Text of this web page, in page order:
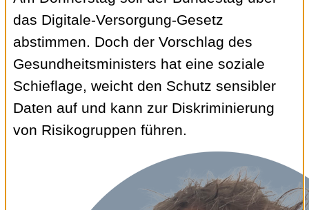
das Digitale-Versorgung-Gesetz
abstimmen. Doch der Vorschlag des
Gesundheitsministers hat eine soziale
Schieflage, weicht den Schutz sensibler
Daten auf und kann zur Diskriminierung
von Risikogruppen führen.